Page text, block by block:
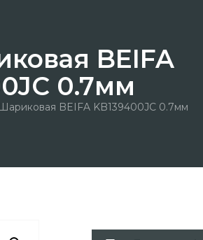
BEIFA
0.7мм
BEIFA KB139400JC 0.7мм